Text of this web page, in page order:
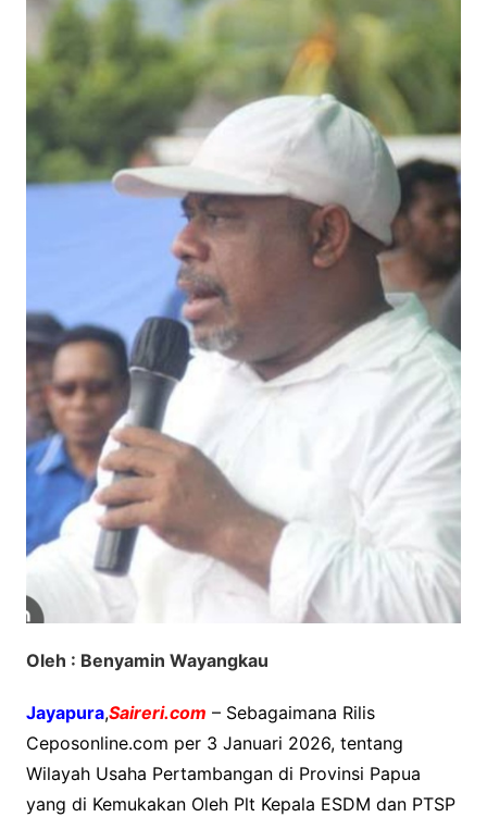
Oleh : Benyamin Wayangkau
Jayapura,Saireri.com – Sebagaimana Rilis
Ceposonline.com per 3 Januari 2026, tentang
Wilayah Usaha Pertambangan di Provinsi Papua
yang di Kemukakan Oleh Plt Kepala ESDM dan PTSP